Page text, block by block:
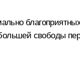
свободы